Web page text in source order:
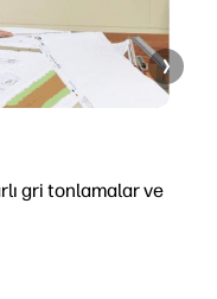
gri tonlamalar ve